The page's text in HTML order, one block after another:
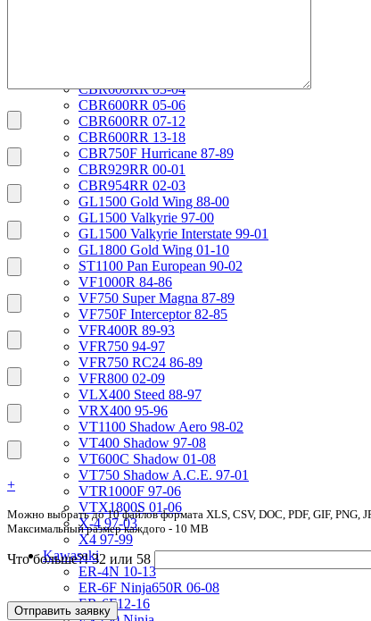
CBR600RR 03-04
CBR600RR 05-06
CBR600RR 07-12
CBR600RR 13-18
CBR750F Hurricane 87-89
CBR929RR 00-01
CBR954RR 02-03
GL1500 Gold Wing 88-00
GL1500 Valkyrie 97-00
GL1500 Valkyrie Interstate 99-01
GL1800 Gold Wing 01-10
ST1100 Pan European 90-02
VF1000R 84-86
VF750 Super Magna 87-89
VF750F Interceptor 82-85
VFR400R 89-93
VFR750 94-97
VFR750 RC24 86-89
VFR800 02-09
VLX400 Steed 88-97
VRX400 95-96
VT1100 Shadow Aero 98-02
VT400 Shadow 97-08
VT600C Shadow 01-08
VT750 Shadow A.C.E. 97-01
VTR1000F 97-06
VTX1800S 01-06
X-4 97-03
X4 97-99
Kawasaki
ER-4N 10-13
ER-6F Ninja650R 06-08
ER-6F12-16
+
Можно выбрать до 10 файлов формата XLS, CSV, DOC, PDF, GIF, PNG,
Максимальный размер каждого - 10 MB
Что больше?! 32 или 58